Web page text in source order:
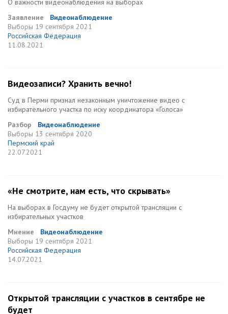
О важности видеонаблюдения на выборах
Заявление
Видеонаблюдение
Выборы 19 сентября 2021
Российская Федерация
11.08.2021
Видеозаписи? Хранить вечно!
Суд в Перми признал незаконным уничтожение видео с
избирательного участка по иску координатора «Голоса»
Разбор
Видеонаблюдение
Выборы 13 сентября 2020
Пермский край
22.07.2021
«Не смотрите, нам есть, что скрывать»
На выборах в Госдуму не будет открытой трансляции с
избирательных участков
Мнение
Видеонаблюдение
Выборы 19 сентября 2021
Российская Федерация
14.07.2021
Открытой трансляции с участков в сентябре не
будет